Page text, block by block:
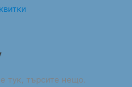
тук, търсите нещо.